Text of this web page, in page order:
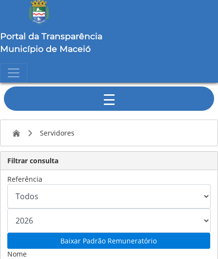
Portal da Transparência
Município de Maceió
☰
Servidores
Filtrar consulta
Referência
Baixar Padrão Remuneratório
Nome